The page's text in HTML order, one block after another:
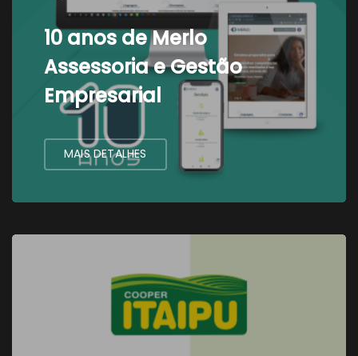
10 anos de Merlo
Assessoria e Gestão
Empresarial
MAIS DETALHES